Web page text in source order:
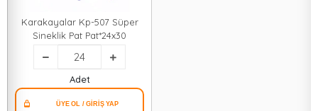
Karakayalar Kp-507 Süper
Sineklik Pat Pat*24x30
Adet